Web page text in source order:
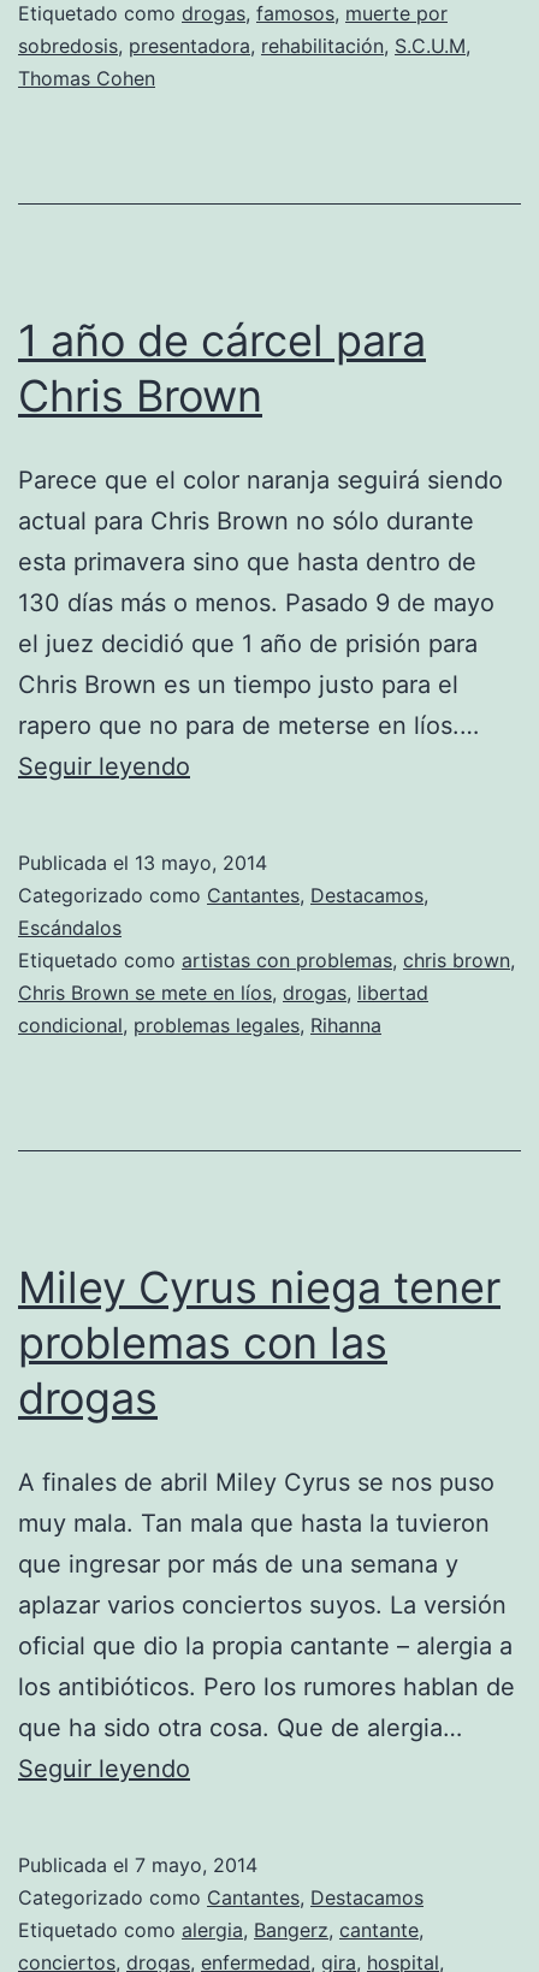
mató
Etiquetado como drogas, famosos, muerte por
sobredosis, presentadora, rehabilitación, S.C.U.M,
Thomas Cohen
1 año de cárcel para
Chris Brown
Parece que el color naranja seguirá siendo
actual para Chris Brown no sólo durante
esta primavera sino que hasta dentro de
130 días más o menos. Pasado 9 de mayo
el juez decidió que 1 año de prisión para
Chris Brown es un tiempo justo para el
rapero que no para de meterse en líos.…
Seguir leyendo
cárcel
Chris
Brown
Publicada el 13 mayo, 2014
Categorizado como Cantantes, Destacamos,
Escándalos
Etiquetado como artistas con problemas, chris brown,
Chris Brown se mete en líos, drogas, libertad
condicional, problemas legales, Rihanna
Miley Cyrus niega tener
problemas con las
drogas
A finales de abril Miley Cyrus se nos puso
muy mala. Tan mala que hasta la tuvieron
que ingresar por más de una semana y
aplazar varios conciertos suyos. La versión
oficial que dio la propia cantante – alergia a
los antibióticos. Pero los rumores hablan de
que ha sido otra cosa. Que de alergia…
Seguir leyendo
tener
problemas
Publicada el 7 mayo, 2014
Categorizado como Cantantes, Destacamos
Etiquetado como alergia, Bangerz, cantante,
conciertos, drogas, enfermedad, gira, hospital,